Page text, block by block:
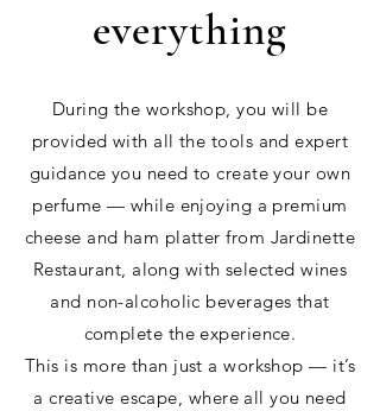
everything
During the workshop, you will be
provided with all the tools and expert
guidance you need to create your own
perfume — while enjoying a premium
cheese and ham platter from Jardinette
Restaurant, along with selected wines
and non-alcoholic beverages that
complete the experience.
This is more than just a workshop — it’s
a creative escape, where all you need